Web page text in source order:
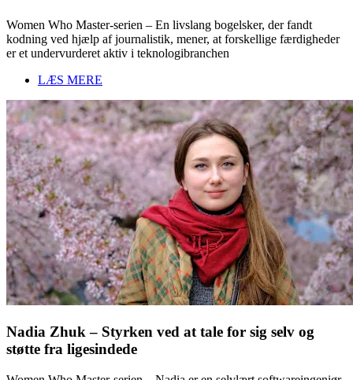
Women Who Master-serien – En livslang bogelsker, der fandt
kodning ved hjælp af journalistik, mener, at forskellige færdigheder
er et undervurderet aktiv i teknologibranchen
LÆS MERE
Nadia Zhuk – Styrken ved at tale for sig selv og
støtte fra ligesindede